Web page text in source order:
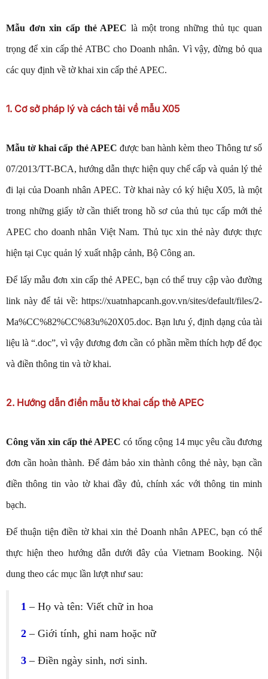
Mẫu đơn xin cấp thẻ APEC là một trong những thủ tục quan
trọng để xin cấp thẻ ATBC cho Doanh nhân. Vì vậy, đừng bỏ qua
các quy định về tờ khai xin cấp thẻ APEC.
1. Cơ sở pháp lý và cách tải về mẫu X05
Mẫu tờ khai cấp thẻ APEC được ban hành kèm theo Thông tư số
07/2013/TT-BCA, hướng dẫn thực hiện quy chế cấp và quản lý thẻ
đi lại của Doanh nhân APEC. Tờ khai này có ký hiệu X05, là một
trong những giấy tờ cần thiết trong hồ sơ của thủ tục cấp mới thẻ
APEC cho doanh nhân Việt Nam. Thủ tục xin thẻ này được thực
hiện tại Cục quản lý xuất nhập cảnh, Bộ Công an.
Để lấy mẫu đơn xin cấp thẻ APEC, bạn có thể truy cập vào đường
link này để tải về: https://xuatnhapcanh.gov.vn/sites/default/files/2-
Ma%CC%82%CC%83u%20X05.doc. Bạn lưu ý, định dạng của tài
liệu là “.doc”, vì vậy đương đơn cần có phần mềm thích hợp để đọc
và điền thông tin và tờ khai.
2. Hướng dẫn điền mẫu tờ khai cấp thẻ APEC
Công văn xin cấp thẻ APEC có tổng cộng 14 mục yêu cầu đương
đơn cần hoàn thành. Để đảm bảo xin thành công thẻ này, bạn cần
điền thông tin vào tờ khai đầy đủ, chính xác với thông tin minh
bạch.
Để thuận tiện điền tờ khai xin thẻ Doanh nhân APEC, bạn có thể
thực hiện theo hướng dẫn dưới đây của Vietnam Booking. Nội
dung theo các mục lần lượt như sau:
1 – Họ và tên: Viết chữ in hoa
2 – Giới tính, ghi nam hoặc nữ
3 – Điền ngày sinh, nơi sinh.